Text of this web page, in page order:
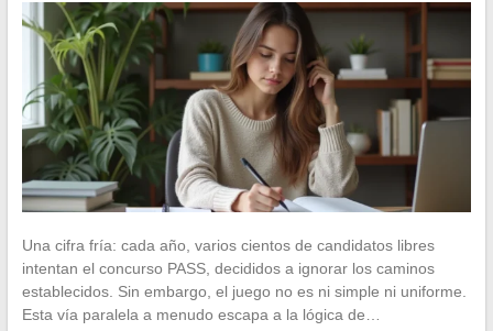
Una cifra fría: cada año, varios cientos de candidatos libres
intentan el concurso PASS, decididos a ignorar los caminos
establecidos. Sin embargo, el juego no es ni simple ni uniforme.
Esta vía paralela a menudo escapa a la lógica de…